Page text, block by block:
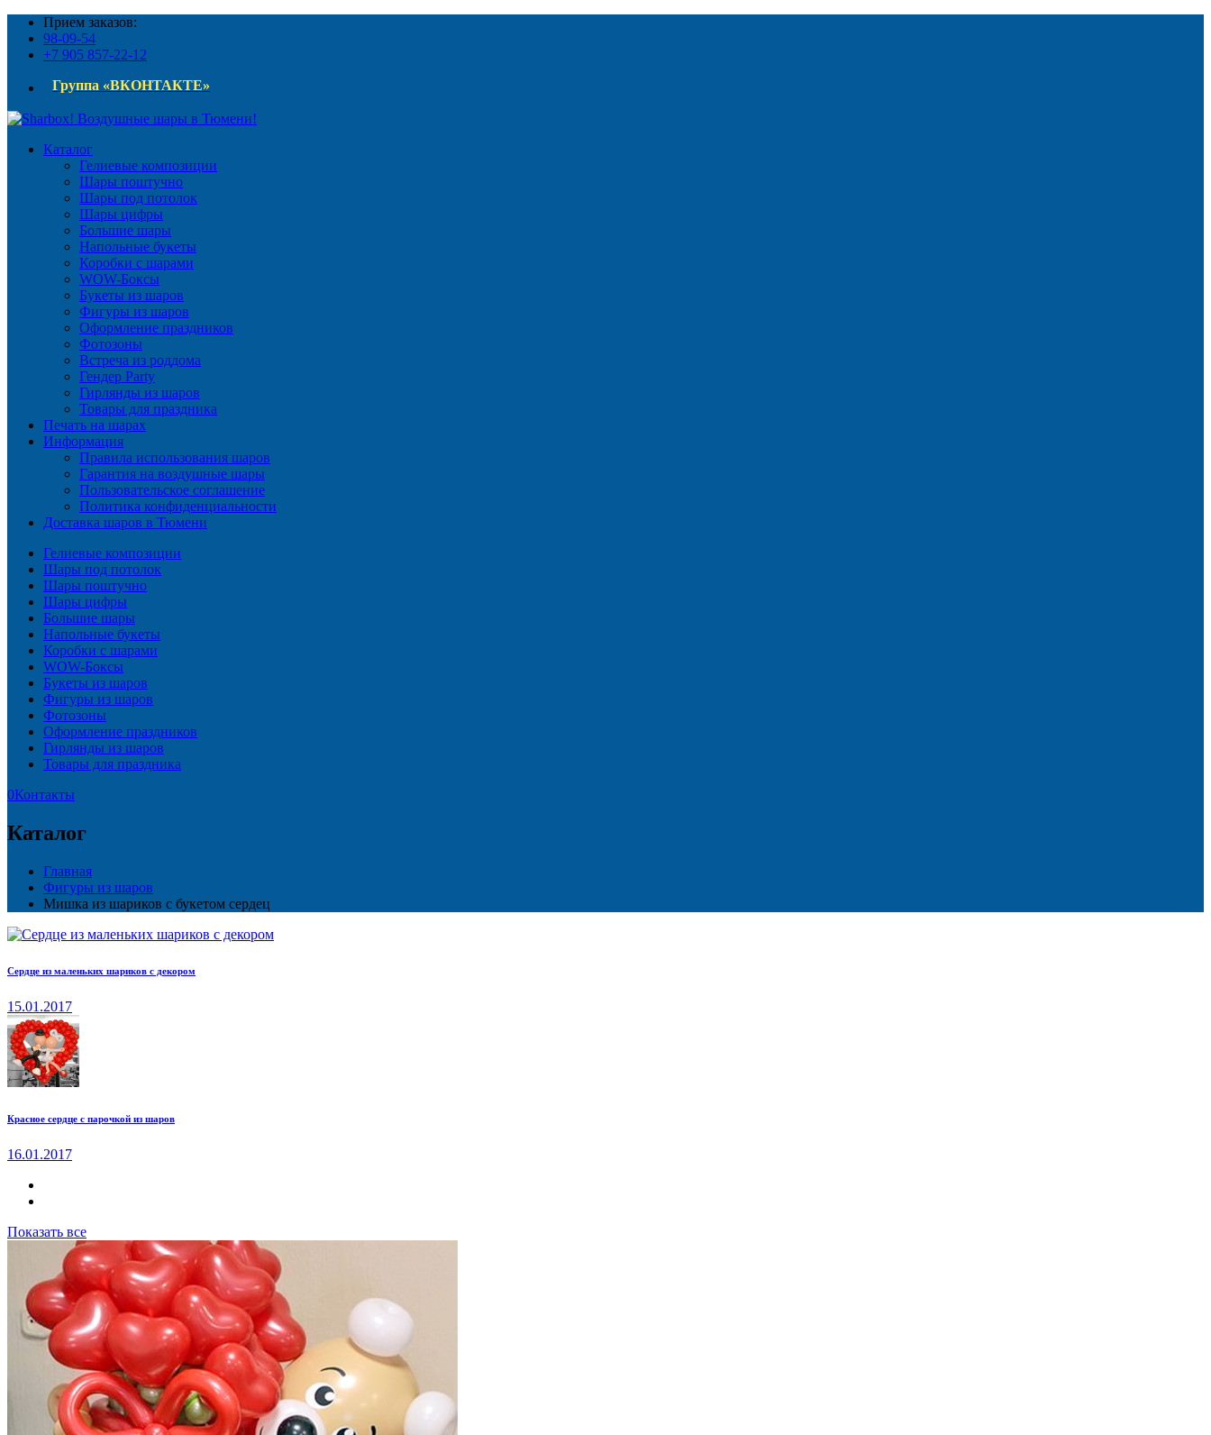
Прием заказов:
98-09-54
+7 905 857-22-12
Группа «ВКОНТАКТЕ»
Каталог
Гелиевые композиции
Шары поштучно
Шары под потолок
Шары цифры
Большие шары
Напольные букеты
Коробки с шарами
WOW-Боксы
Букеты из шаров
Фигуры из шаров
Оформление праздников
Фотозоны
Встреча из роддома
Гендер Party
Гирлянды из шаров
Товары для праздника
Печать на шарах
Информация
Правила использования шаров
Гарантия на воздушные шары
Пользовательское соглашение
Политика конфиденциальности
Доставка шаров в Тюмени
Гелиевые композиции
Шары под потолок
Шары поштучно
Шары цифры
Большие шары
Напольные букеты
Коробки с шарами
WOW-Боксы
Букеты из шаров
Фигуры из шаров
Фотозоны
Оформление праздников
Гирлянды из шаров
Товары для праздника
0Контакты
Каталог
Главная
Фигуры из шаров
Мишка из шариков с букетом сердец
Сердце из маленьких шариков с декором
15.01.2017
Красное сердце с парочкой из шаров
16.01.2017
Показать все